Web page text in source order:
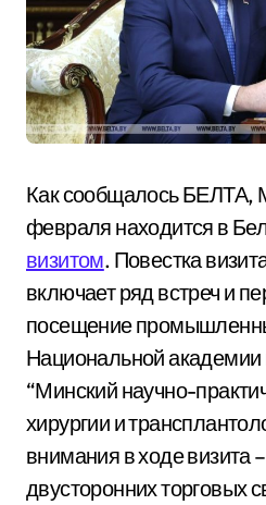
Как сообщалось БЕЛТА,
февраля находится в
визитом. Повестка
включает ряд встреч и
посещение
Национальной академии
“Минский научно-
хирургии и
внимания в ходе визита
двусторонних торговых